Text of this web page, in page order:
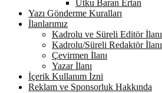
Utku Baran Ertan
Yazı Gönderme Kuralları
İlanlarımız
Kadrolu ve Süreli Editör İlanı
Kadrolu/Süreli Redaktör İlanı
Çevirmen İlanı
Yazar İlanı
İçerik Kullanım İzni
Reklam ve Sponsorluk Hakkında